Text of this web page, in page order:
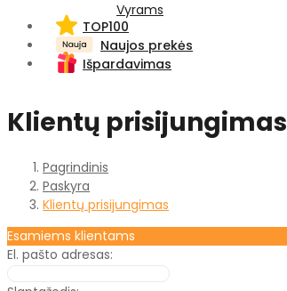
Vyrams
TOP100
Naujos prekės
Išpardavimas
Klientų prisijungimas
Pagrindinis
Paskyra
Klientų prisijungimas
Esamiems klientams
El. pašto adresas: